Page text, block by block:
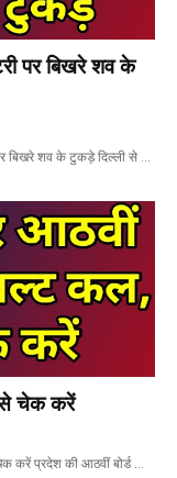
पर बिखरे शव के
बिखरे शव के टुकड़े दिल्ली से …
चेक करें
करें प्रदेश की आठवीं बोर्ड …